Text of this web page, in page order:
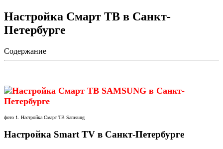
Настройка Смарт ТВ в Санкт-
Петербурге
Содержание
фото 1. Настройка Смарт ТВ Samsung
Настройка Smart TV в Санкт-Петербурге